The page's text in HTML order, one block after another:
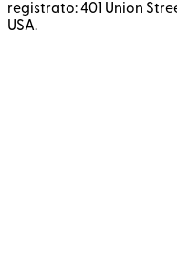
registrato: 401 Union
USA.